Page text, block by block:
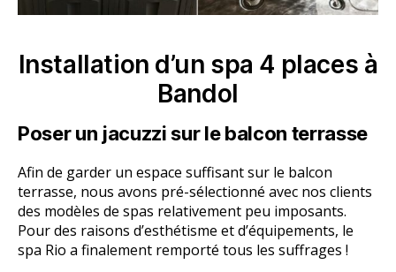
Installation d’un spa 4 places à
Bandol
Poser un jacuzzi sur le balcon terrasse
Afin de garder un espace suffisant sur le balcon
terrasse, nous avons pré-sélectionné avec nos clients
des modèles de spas relativement peu imposants.
Pour des raisons d’esthétisme et d’équipements, le
spa Rio a finalement remporté tous les suffrages !